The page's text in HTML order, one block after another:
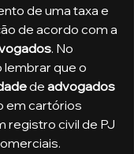
de uma taxa e
de acordo com a
. No
lembrar que o
de advogados
em cartórios
registro civil de PJ